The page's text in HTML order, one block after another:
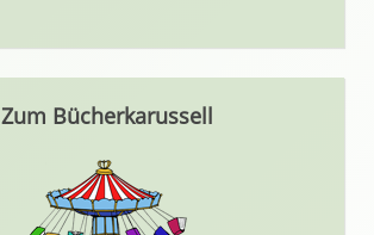
Zum Bücherkarussell